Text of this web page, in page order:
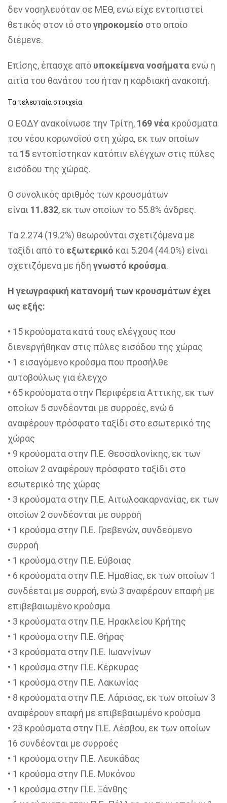
δεν νοσηλευόταν σε ΜΕΘ, ενώ είχε εντοπιστεί
θετικός στον ιό στογηροκομείο στο οποίο
διέμενε.
Επίσης, έπασχε από υποκείμενα νοσήματα ενώ η
αιτία του θανάτου του ήταν η καρδιακή ανακοπή.
Τα τελευταία στοιχεία
Ο ΕΟΔΥ ανακοίνωσε την Τρίτη, 169 νέα κρούσματα
του νέου κορωνοϊού στη χώρα, εκ των οποίων
τα 15 εντοπίστηκαν κατόπιν ελέγχων στις πύλες
εισόδου της χώρας.
Ο συνολικός αριθμός των κρουσμάτων
είναι 11.832, εκ των οποίων το 55.8% άνδρες.
Τα 2.274 (19.2%) θεωρούνται σχετιζόμενα με
ταξίδι από το εξωτερικό και 5.204 (44.0%) είναι
σχετιζόμενα με ήδη γνωστό κρούσμα.
Η γεωγραφική κατανομή των κρουσμάτων έχει
ως εξής:
• 15 κρούσματα κατά τους ελέγχους που
διενεργήθηκαν στις πύλες εισόδου της χώρας
• 1 εισαγόμενο κρούσμα που προσήλθε
αυτοβούλως για έλεγχο
• 65 κρούσματα στην Περιφέρεια Αττικής, εκ των
οποίων 5 συνδέονται με συρροές, ενώ 6
αναφέρουν πρόσφατο ταξίδι στο εσωτερικό της
χώρας
• 9 κρούσματα στην Π.Ε. Θεσσαλονίκης, εκ των
οποίων 2 αναφέρουν πρόσφατο ταξίδι στο
εσωτερικό της χώρας
• 3 κρούσματα στην Π.Ε. Αιτωλοακαρνανίας, εκ των
οποίων 2 συνδέονται με συρροή
• 1 κρούσμα στην Π.Ε. Γρεβενών, συνδεόμενο
συρροή
• 1 κρούσμα στην Π.Ε. Εύβοιας
• 6 κρούσματα στην Π.Ε. Ημαθίας, εκ των οποίων 1
συνδέεται με συρροή, ενώ 3 αναφέρουν επαφή με
επιβεβαιωμένο κρούσμα
• 3 κρούσματα στην Π.Ε. Ηρακλείου Κρήτης
• 1 κρούσμα στην Π.Ε. Θήρας
• 3 κρούσματα στην Π.Ε. Ιωαννίνων
• 1 κρούσμα στην Π.Ε. Κέρκυρας
• 1 κρούσμα στην Π.Ε. Λακωνίας
• 8 κρούσματα στην Π.Ε. Λάρισας, εκ των οποίων 3
αναφέρουν επαφή με επιβεβαιωμένο κρούσμα
• 23 κρούσματα στην Π.Ε. Λέσβου, εκ των οποίων
16 συνδέονται με συρροές
• 1 κρούσμα στην Π.Ε. Λευκάδας
• 1 κρούσμα στην Π.Ε. Μυκόνου
• 1 κρούσμα στην Π.Ε. Ξάνθης